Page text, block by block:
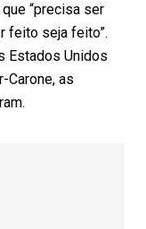
“precisa ser
feito seja feito”.
Estados Unidos
Carone, as